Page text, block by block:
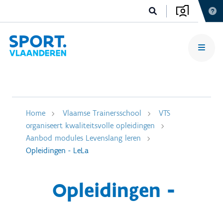
Home Vlaamse Trainersschool
VTS
organiseert kwaliteitsvolle opleidingen
Aanbod modules Levenslang leren
Opleidingen - LeLa
Opleidingen -